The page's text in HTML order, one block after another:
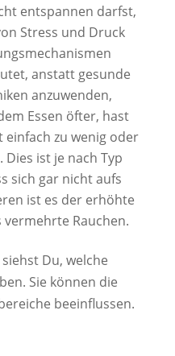
entspannen darfst,
Stress und Druck
anstatt gesunde
anzuwenden,
Essen öfter, hast
einfach zu wenig oder
ist je nach Typ
sich gar nicht aufs
ist es der erhöhte
Rauchen.
Du, welche
Sie können die
beeinflussen.